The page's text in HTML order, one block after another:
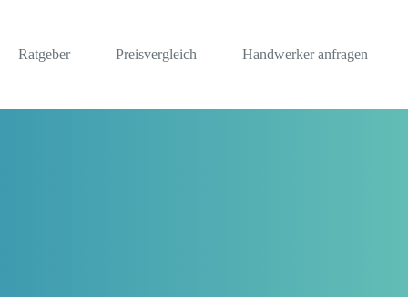
Ratgeber
Preisvergleich Handwerker anfragen